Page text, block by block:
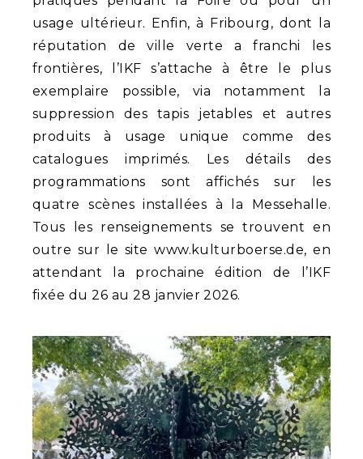
usage ultérieur. Enfin, à Fribourg, dont la
réputation de ville verte a franchi les
frontières, l’IKF s’attache à être le plus
exemplaire possible, via notamment la
suppression des tapis jetables et autres
produits à usage unique comme des
catalogues imprimés. Les détails des
programmations sont affichés sur les
quatre scènes installées à la Messehalle.
Tous les renseignements se trouvent en
outre sur le site www.kulturboerse.de, en
attendant la prochaine édition de l’IKF
fixée du 26 au 28 janvier 2026.